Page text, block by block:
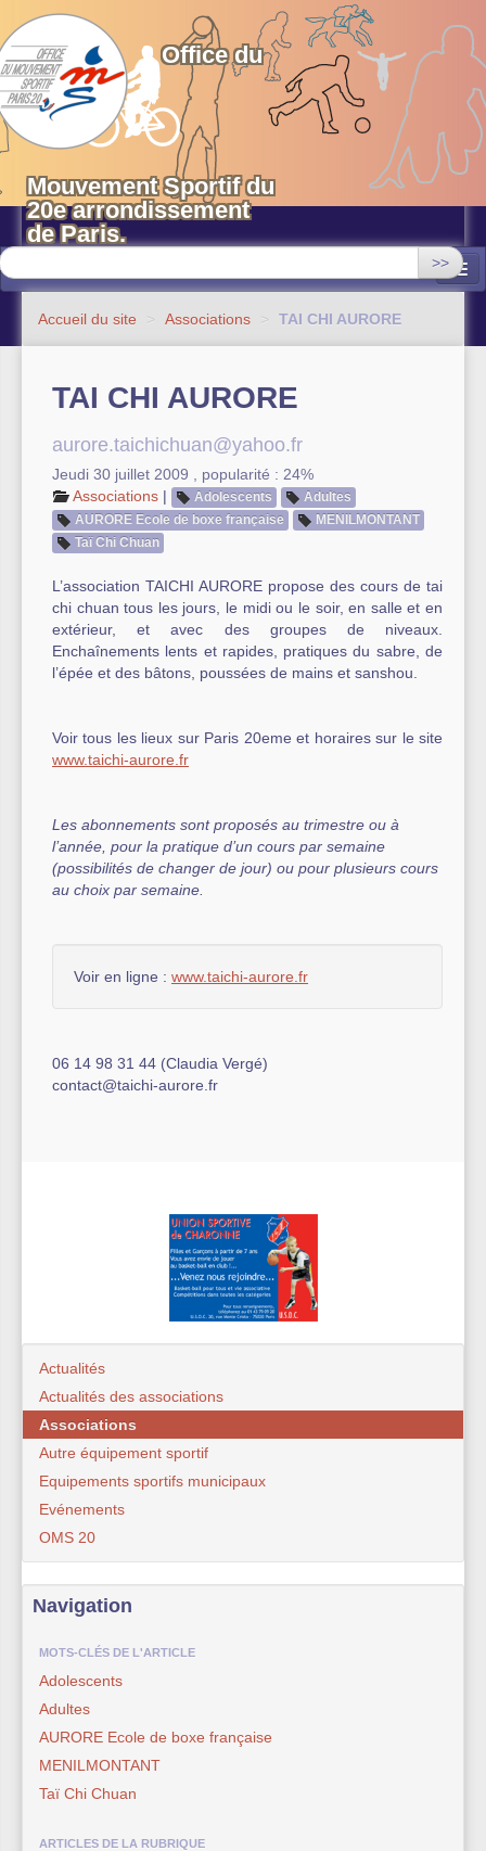
OMS 20 Paris
Office du
Mouvement Sportif du
20e arrondissement
de Paris.
>>
Equipements sportifs municipaux
OMS 20
Actualités
Autre équipement sportif
Accueil du site > Associations > TAI CHI AURORE
TAI CHI AURORE
aurore.taichichuan@yahoo.fr
Jeudi 30 juillet 2009
popularité : 24%
Associations | Adolescents
Adultes
AURORE Ecole de boxe française
MENILMONTANT
Taï Chi Chuan
L’association TAICHI AURORE propose des cours de tai
chi chuan tous les jours, le midi ou le soir, en salle et en
extérieur, et avec des groupes de niveaux.
Enchaînements lents et rapides, pratiques du sabre, de
l’épée et des bâtons, poussées de mains et sanshou.
Voir tous les lieux sur Paris 20eme et horaires sur le site
www.taichi-aurore.fr
Les abonnements sont proposés au trimestre ou à
l’année, pour la pratique d’un cours par semaine
(possibilités de changer de jour) ou pour plusieurs cours
au choix par semaine.
Voir en ligne : www.taichi-aurore.fr
06 14 98 31 44 (Claudia Vergé)
contact@taichi-aurore.fr
Actualités
Actualités des associations
Associations
Autre équipement sportif
Equipements sportifs municipaux
Evénements
OMS 20
Navigation
MOTS-CLÉS DE L'ARTICLE
Adolescents
Adultes
AURORE Ecole de boxe française
MENILMONTANT
Taï Chi Chuan
ARTICLES DE LA RUBRIQUE